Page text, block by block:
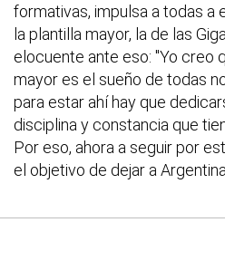
formativas, impulsa a todas a
la plantilla mayor, la de las
elocuente ante eso: "Yo creo
mayor es el sueño de todas
para estar ahí hay que
disciplina y constancia que
Por eso, ahora a seguir por
el objetivo de dejar a